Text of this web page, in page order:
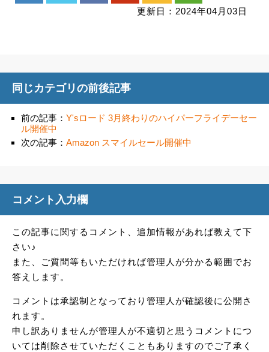
更新日：2024年04月03日
同じカテゴリの前後記事
前の記事： Y'sロード 3月終わりのハイパーフライデーセー
ル開催中
次の記事： Amazon スマイルセール開催中
コメント入力欄
この記事に関するコメント、追加情報があれば教えて下
さい♪
また、ご質問等もいただければ管理人が分かる範囲でお
答えします。
コメントは承認制となっており管理人が確認後に公開さ
れます。
申し訳ありませんが管理人が不適切と思うコメントにつ
いては削除させていただくこともありますのでご了承く